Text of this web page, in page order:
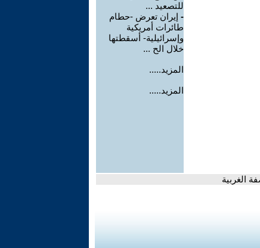
للتصعيد ...
- إيران تعرض -حطام
طائرات أمريكية
وإسرائيلية- أسقطتها
خلال الح ...
المزيد.....
المزيد.....